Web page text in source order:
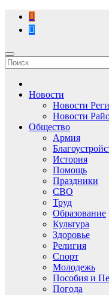
Перейти
содержимому
Новости
Новости
Новости
Общество
Армия
История
Помощь
Праздники
СВО
Труд
Образование
Культура
Здоровье
Религия
Спорт
Молодежь
Пособия и
Погода